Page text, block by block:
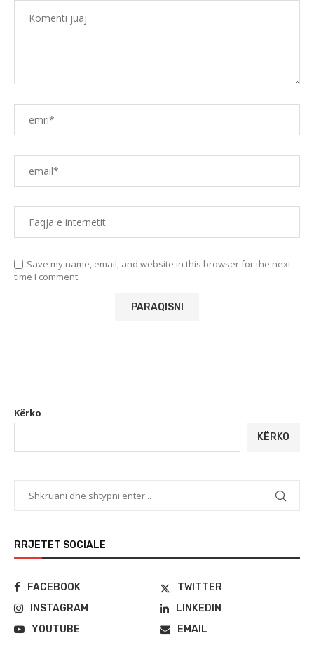
Save my name, email, and website in this browser for the next
time I comment.
Kërko
KËRKO
RRJETET SOCIALE
FACEBOOK
TWITTER
INSTAGRAM
LINKEDIN
YOUTUBE
EMAIL